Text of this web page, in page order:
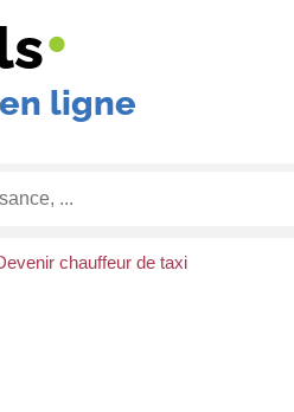
•
ligne
chauffeur de taxi